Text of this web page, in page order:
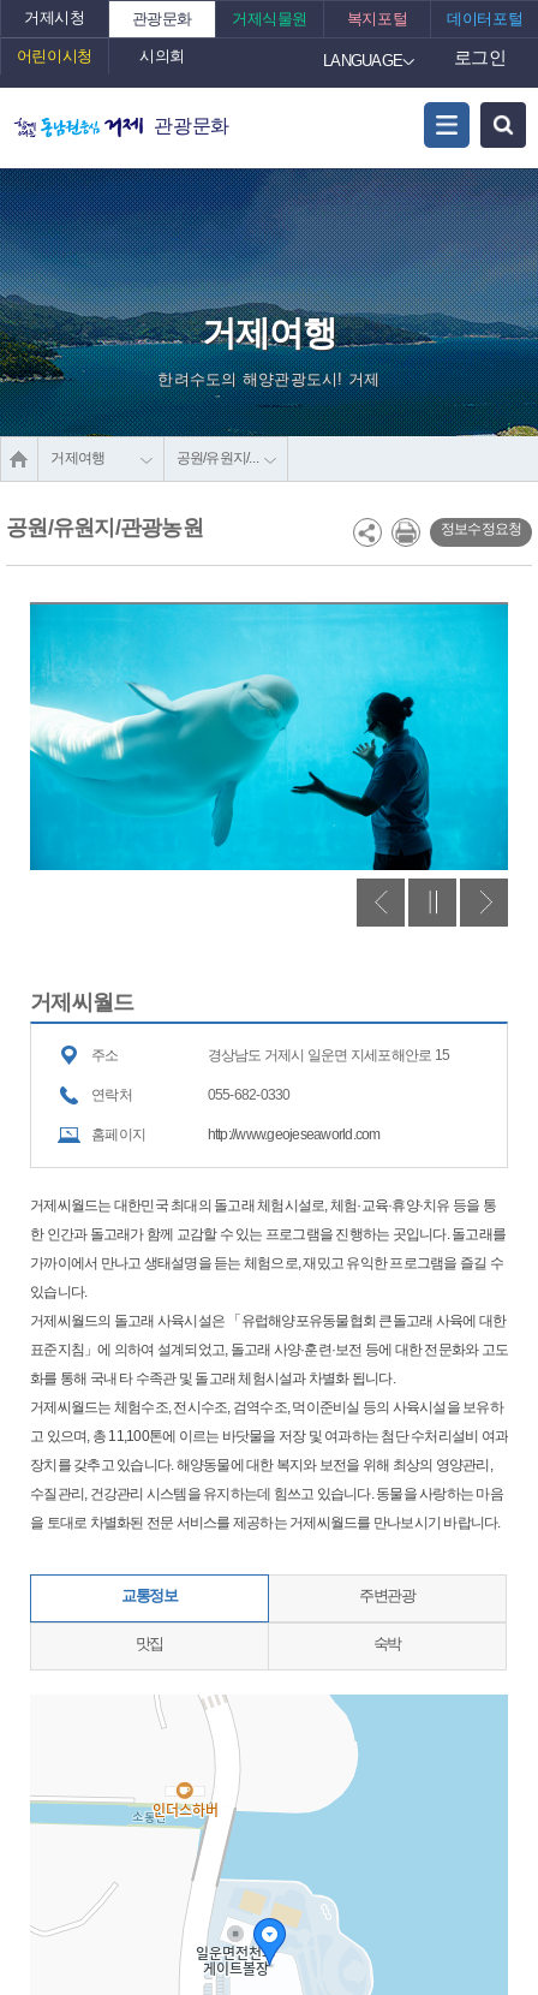
거제시청 관광문화 거제식물원 복지포털 데이터포털
어린이시청 시의회 LANGUAGE 로그인
관광문화
거제여행
한려수도의 해양관광도시! 거제
거제여행 공원/유원지/관광농원
공원/유원지/관광농원 정보수정요청
거제씨월드
주소 경상남도 거제시 일운면 지세포해안로 15
연락처 055-682-0330
홈페이지 http://www.geojeseaworld.com
거제씨월드는 대한민국 최대의 돌고래 체험시설로, 체험·교육·휴양·치유 등을 통
한 인간과 돌고래가 함께 교감할 수 있는 프로그램을 진행하는 곳입니다. 돌고래를
가까이에서 만나고 생태설명을 듣는 체험으로, 재밌고 유익한 프로그램을 즐길 수
있습니다.
거제씨월드의 돌고래 사육시설은 「유럽해양포유동물협회 큰돌고래 사육에 대한
표준지침」에 의하여 설계되었고, 돌고래 사양·훈련·보전 등에 대한 전문화와 고도
화를 통해 국내 타 수족관 및 돌고래 체험시설과 차별화 됩니다.
거제씨월드는 체험수조, 전시수조, 검역수조, 먹이준비실 등의 사육시설을 보유하
고 있으며, 총 11,100톤에 이르는 바닷물을 저장 및 여과하는 첨단 수처리설비 여과
장치를 갖추고 있습니다. 해양동물에 대한 복지와 보전을 위해 최상의 영양관리,
수질관리, 건강관리 시스템을 유지하는데 힘쓰고 있습니다. 동물을 사랑하는 마음
을 토대로 차별화된 전문 서비스를 제공하는 거제씨월드를 만나보시기 바랍니다.
교통정보 주변관광
맛집 숙박
지도삽입 (가로100%)